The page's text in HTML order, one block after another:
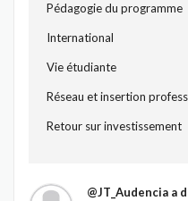
Pédagogie du programme
International
Vie étudiante
Réseau et insertion
Retour sur investissement
@JT_Audencia a